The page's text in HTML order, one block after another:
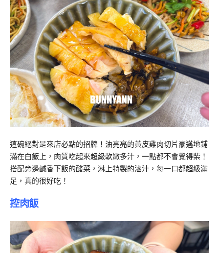
這碗絕對是來店必點的招牌！油亮亮的黃皮雞肉切片豪邁地鋪
滿在白飯上，肉質吃起來超級軟嫩多汁，一點都不會覺得柴！
搭配旁邊鹹香下飯的酸菜，淋上特製的滷汁，每一口都超級滿
足，真的很好吃！
控肉飯